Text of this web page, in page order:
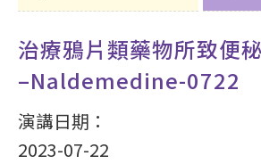
治療鴉片類藥物所致便
–Naldemedine-0722
演講日期：
2023-07-22